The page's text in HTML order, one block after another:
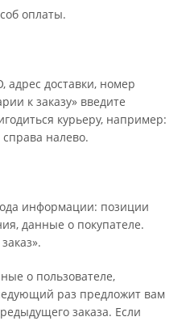
оплаты.
доставки, номер
к заказу» введите
курьеру, например:
налево.
информации: позиции
данные о покупателе.
о пользователе,
раз предложит вам
заказа. Если